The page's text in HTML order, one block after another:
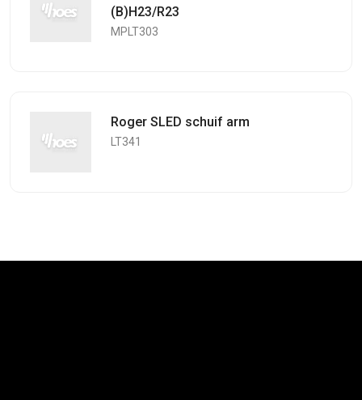
(B)H23/R23
MPLT303
Roger SLED schuif arm
LT341